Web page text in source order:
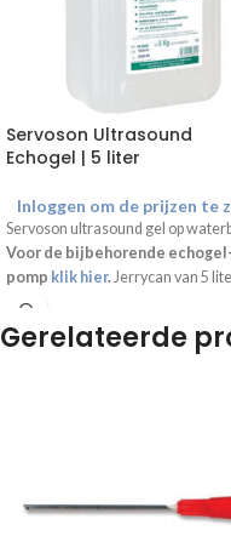
Servoson Ultrasound
Echogel | 5 liter
Inloggen om de prijzen te
Servoson ultrasound gel op
Voor de bijbehorende echogel-
pomp klik hier.Jerrycan van 5
Gerelateerde